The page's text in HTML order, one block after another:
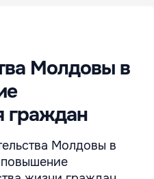
Молдовы в
граждан
Молдовы в